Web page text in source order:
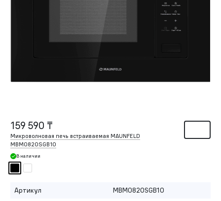
159 590 ₸
Микроволновая печь встраиваемая MAUNFELD
MBMO820SGB10
В наличии
Артикул
MBMO820SGB10